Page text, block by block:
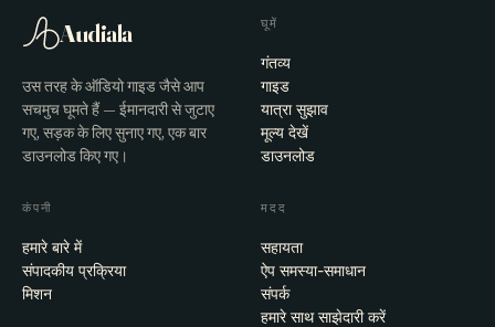
Audiala
उस तरह के ऑडियो गाइड जैसे आप
सचमुच घूमते हैं — ईमानदारी से जुटाए
गए, सड़क के लिए सुनाए गए, एक बार
डाउनलोड किए गए।
घूमें
गंतव्य
गाइड
यात्रा सुझाव
मूल्य देखें
डाउनलोड
कंपनी
हमारे बारे में
संपादकीय प्रक्रिया
मिशन
मदद
सहायता
ऐप समस्या-समाधान
संपर्क
हमारे साथ साझेदारी करें